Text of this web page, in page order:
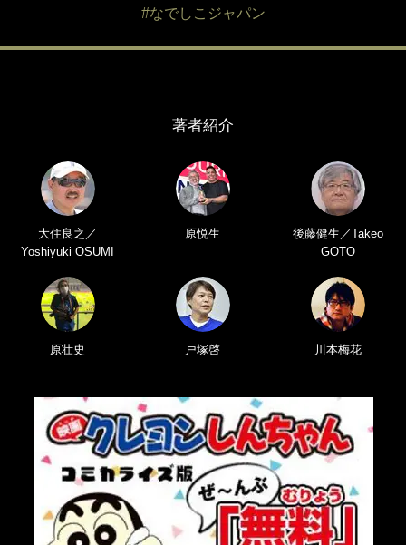
#なでしこジャパン
著者紹介
大住良之／
Yoshiyuki OSUMI
原悦生
後藤健生／Takeo
GOTO
原壮史 戸塚啓 川本梅花